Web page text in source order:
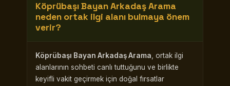
Köprübaşı Bayan Arkadaş Arama
neden ortak ilgi alanı bulmaya önem
verir?
Köprübaşı Bayan Arkadaş Arama , ortak ilgi
alanlarının sohbeti canlı tuttuğunu ve birlikte
keyifli vakit geçirmek için doğal fırsatlar